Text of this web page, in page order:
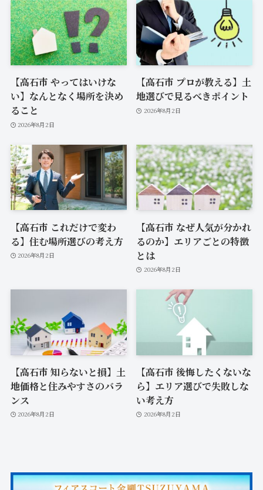
【高石市 やってはいけな
い】なんとなく場所を決め
ること
2026年8月2日
【高石市 プロが教える】土
地選びで見るべきポイント
2026年8月2日
【高石市 これだけで変わ
る】住む場所選びの考え方
2026年8月2日
【高石市 なぜ人気が分かれ
るのか】エリアごとの特徴
とは
2026年8月2日
【高石市 知らないと損】土
地価格と住みやすさのバラ
ンス
2026年8月2日
【高石市 後悔したくないな
ら】エリア選びで失敗しな
い考え方
2026年8月2日